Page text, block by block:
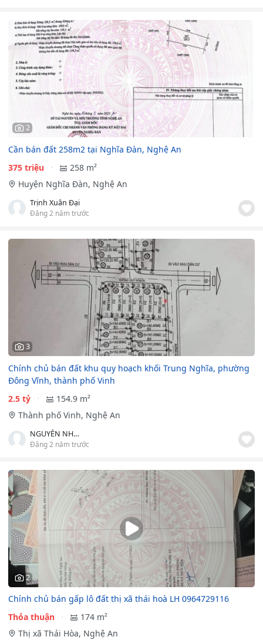
2
Cần bán đất 258m2 tại Nghĩa Đàn, Nghệ An
375 triệu
258 m²
Huyện Nghĩa Đàn, Nghệ An
Trịnh Xuân Đại
Đăng 2 năm trước
3
Chính chủ bán đất khu quy hoạch khối Trung Nghĩa, phường
Đông Vĩnh, thành phố Vinh
2.5 tỷ
154.9 m²
Thành phố Vinh, Nghệ An
NGUYỄN NHƯ Ý
Đăng 2 năm trước
2
Chính chủ bán gấp lô đất thị xã thái hoà LH 0964729116
Thỏa thuận
174 m²
Thị xã Thái Hòa, Nghệ An